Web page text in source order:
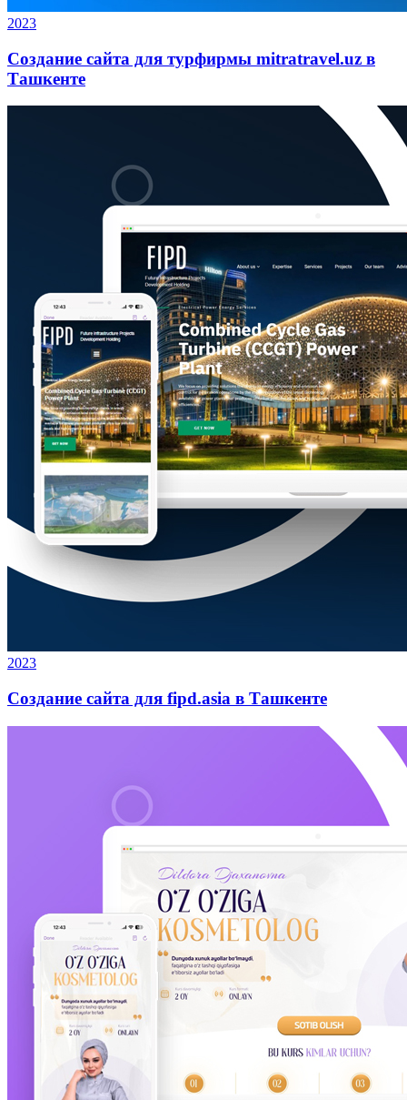
2023
Создание сайта для турфирмы mitratravel.uz в
Ташкенте
2023
Создание сайта для fipd.asia в Ташкенте